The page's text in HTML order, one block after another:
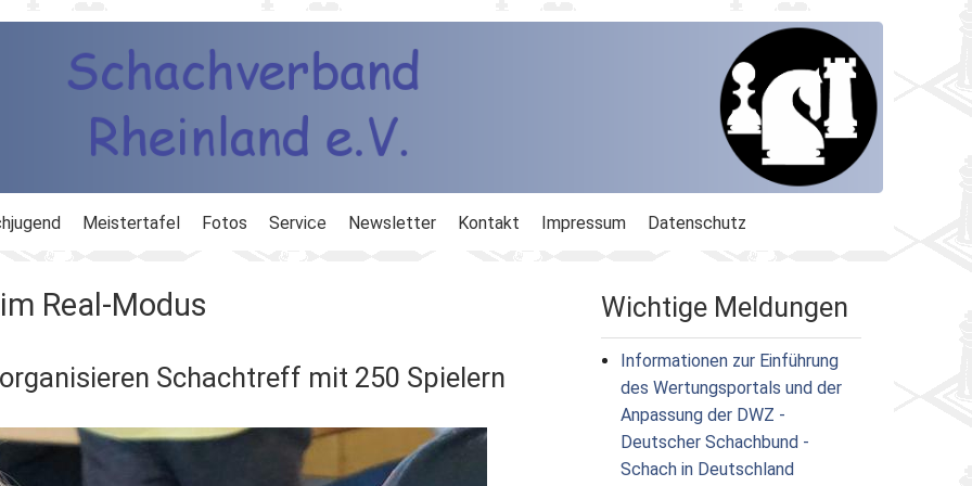
Meistertafel Fotos Service
DWZ
Schachlinks
Newsletter Kontakt Impressum Datenschutz
Real-Modus
Schachtreff mit 250 Spielern
Wichtige Meldungen
Informationen zur Einführung
des Wertungsportals und der
Anpassung der DWZ -
Deutscher Schachbund -
Schach in Deutschland